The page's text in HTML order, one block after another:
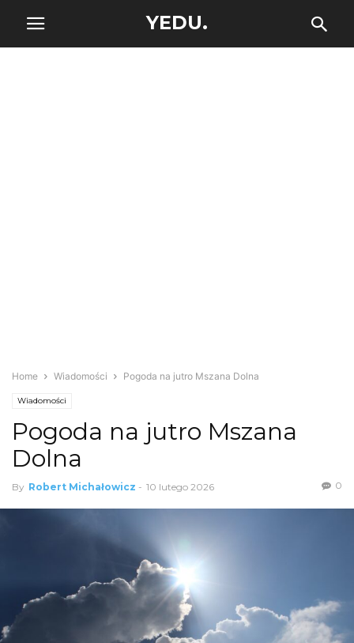
YEDU.
Home Wiadomości Pogoda na jutro Mszana Dolna
Wiadomości
Pogoda na jutro Mszana
Dolna
By Robert Michałowicz - 10 lutego 2026 0